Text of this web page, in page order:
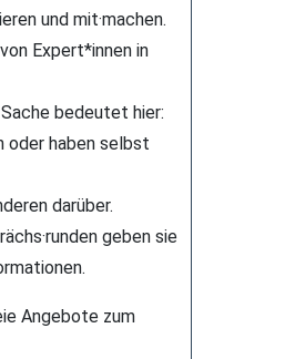
und mit·machen.
Expert*innen in
bedeutet hier:
oder haben selbst
darüber.
geben sie
Angebote zum